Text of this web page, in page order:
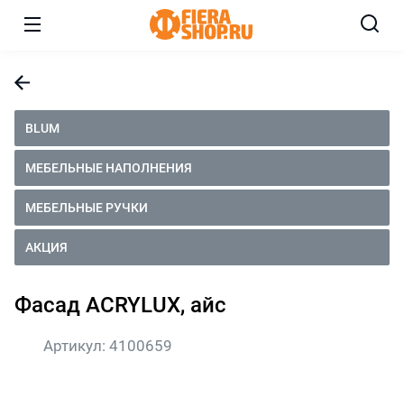
BLUM
МЕБЕЛЬНЫЕ НАПОЛНЕНИЯ
МЕБЕЛЬНЫЕ РУЧКИ
АКЦИЯ
Фасад ACRYLUX, айс
Артикул: 4100659